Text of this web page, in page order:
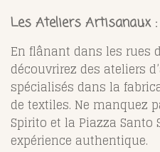
Les Ateliers Artisanaux
En flânant dans les rues
découvrirez des ateliers
spécialisés dans la
de textiles. Ne manquez
Spirito et la Piazza Santo
expérience authentique.